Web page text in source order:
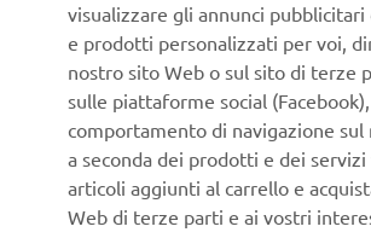
Al di là della guida quotidiana, la
suo spirito dual-sport va ben oltre lo
gamma Off Road Competition di
porta con orgoglio il marchio WR, con le
vanno ben oltre l'uso in fuoristrada, la
di affrontare avventure su diverse
una moto versatile, perfetta sia in città
fuoristrada.
visualizzare gli annunci
e prodotti personalizzati per voi,
nostro sito Web o sul sito di terze
sulle piattaforme social
comportamento di navigazione sul
a seconda dei prodotti e dei
articoli aggiunti al carrello e
Web di terze parti e ai vostri